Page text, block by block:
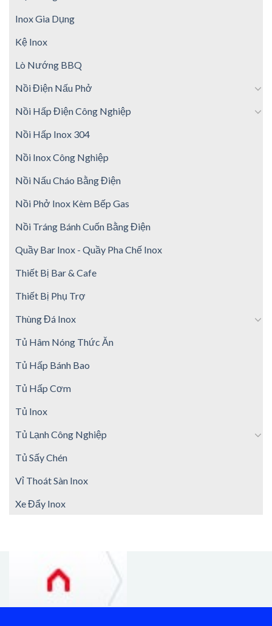
Inox Gia Dụng
Kệ Inox
Lò Nướng BBQ
Nồi Điện Nấu Phở
Nồi Hấp Điện Công Nghiệp
Nồi Hấp Inox 304
Nồi Inox Công Nghiệp
Nồi Nấu Cháo Bằng Điện
Nồi Phở Inox Kèm Bếp Gas
Nồi Tráng Bánh Cuốn Bằng Điện
Quầy Bar Inox - Quầy Pha Chế Inox
Thiết Bị Bar & Cafe
Thiết Bị Phụ Trợ
Thùng Đá Inox
Tủ Hâm Nóng Thức Ăn
Tủ Hấp Bánh Bao
Tủ Hấp Cơm
Tủ Inox
Tủ Lạnh Công Nghiệp
Tủ Sấy Chén
Vỉ Thoát Sàn Inox
Xe Đẩy Inox